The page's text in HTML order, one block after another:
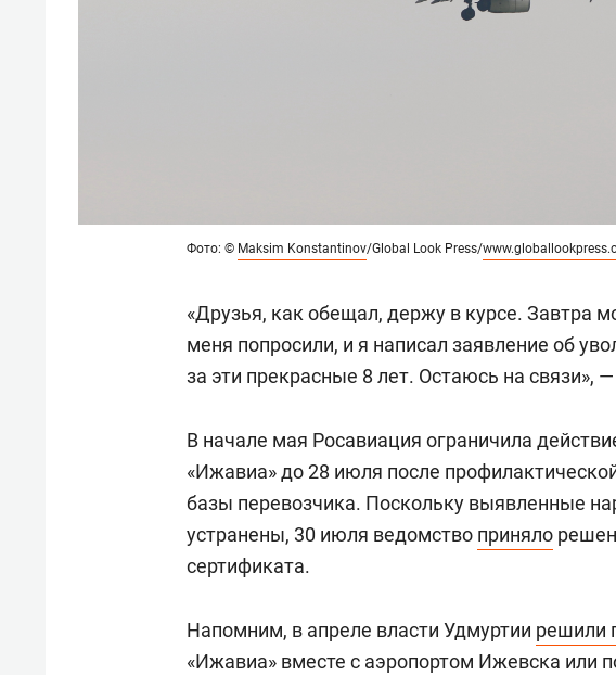
Фото: © Maksim Konstantinov/Global Look Press/
«Друзья, как обещал, держу в курсе. Завтра
меня попросили, и я написал заявление об
за эти прекрасные 8 лет. Остаюсь на связи»,
В начале мая Росавиация ограничила
«Ижавиа» до 28 июля после
базы перевозчика. Поскольку выявленные
устранены, 30 июля ведомство приняло
сертификата.
Напомним, в апреле власти Удмуртии решили
«Ижавиа» вместе с аэропортом Ижевска или